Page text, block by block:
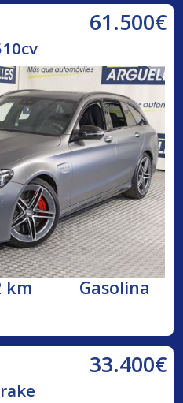
61.500€
km Gasolina
33.400€